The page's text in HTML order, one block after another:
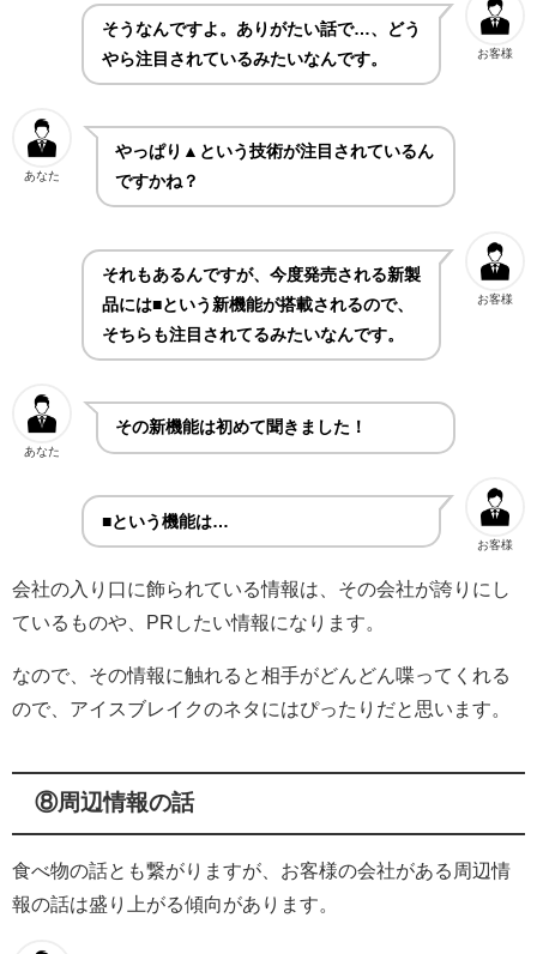
お客様
そうなんですよ。ありがたい話で…、どう
やら注目されているみたいなんです。
あなた
やっぱり▲という技術が注目されているん
ですかね？
お客様
それもあるんですが、今度発売される新製
品には■という新機能が搭載されるので、
そちらも注目されてるみたいなんです。
あなた
その新機能は初めて聞きました！
お客様
■という機能は…
会社の入り口に飾られている情報は、その会社が誇りにし
ているものや、PRしたい情報になります。
なので、その情報に触れると相手がどんどん喋ってくれる
ので、アイスブレイクのネタにはぴったりだと思います。
⑧周辺情報の話
食べ物の話とも繋がりますが、お客様の会社がある周辺情
報の話は盛り上がる傾向があります。